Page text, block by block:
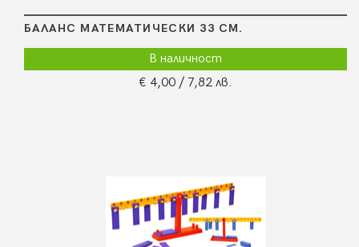
БАЛАНС МАТЕМАТИЧЕСКИ 33 СМ.
В наличност
€ 4,00 / 7,82 лв.